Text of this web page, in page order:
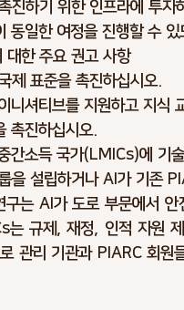
진하기 위한 인프라에 투자
동일한 여정을 진행할 수
한 주요 권고 사항
제 표준을 촉진하십시오.
니셔티브를 지원하고 지식
촉진하십시오.
간소득 국가(LMICs)에 기
을 설립하거나 AI가 기존
구는 AI가 도로 부문에서
는 규제, 재정, 인적 자원
관리 기관과 PIARC 회원